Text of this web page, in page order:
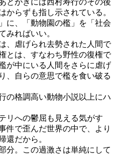
からずも指し示されている。
に、「動物園の檻」を「社会
みればいい。
、虐げられ去勢された人間で
とは、すなわち野性の復権で
が中にいる人間をさらに虐げ
、自らの意思で檻を食い破る
の格調高い動物小説以上にハ
リへの鬱屈も見える気がす
件で歪んだ世界の中で、より
還だから。
分。この過激さは単純にして